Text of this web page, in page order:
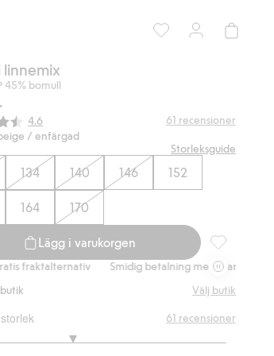
linnemix
45% bomull
Snittbetyg:
4.6 61 recensioner
/ enfärgad
Storleksguide
134 140 146 152
164 170
Lägg i varukorgen
Byxor i
Smidig betalning med Klarna.
Gratis
Välj butik
61 recensioner